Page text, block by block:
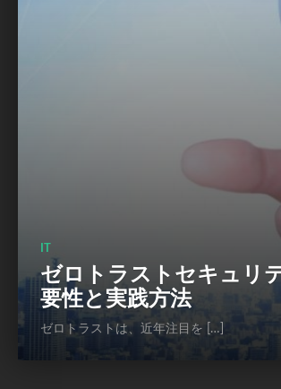
ゼロトラストセキュリ
要性と実践方法
ゼロトラストは、近年注目を […]